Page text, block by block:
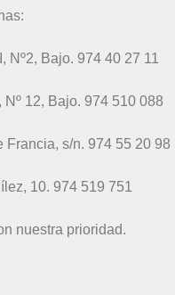
Nº2, Bajo. 974 40 27 11
12, Bajo. 974 510 088
s/n. 974 55 20 98
10. 974 519 751
nuestra prioridad.